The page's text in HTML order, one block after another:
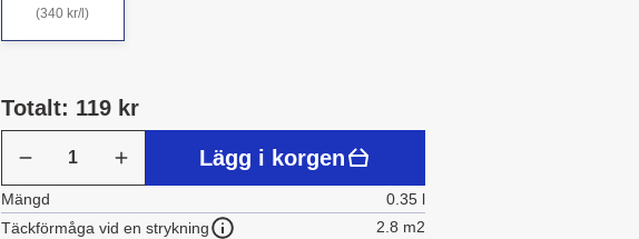
(340 kr/l)
Totalt: 119 kr
Lägg i korgen
Mängd
0.35 l
Täckförmåga vid en strykning
2.8 m2